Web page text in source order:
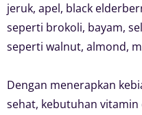
jeruk, apel, black
seperti brokoli, bayam,
seperti walnut, almond,
Dengan menerapkan
sehat, kebutuhan